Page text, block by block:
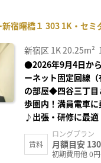
宿曙橋１ 303 1K・セミ
新宿区 1K20.25m²
●2026年9月4日か
ーネット固定回線
の部屋◆四谷三丁目
歩圏内！満員電車
♪出張・研修に最適
賃料
ロングプラン
月額目安
初期費用他 0